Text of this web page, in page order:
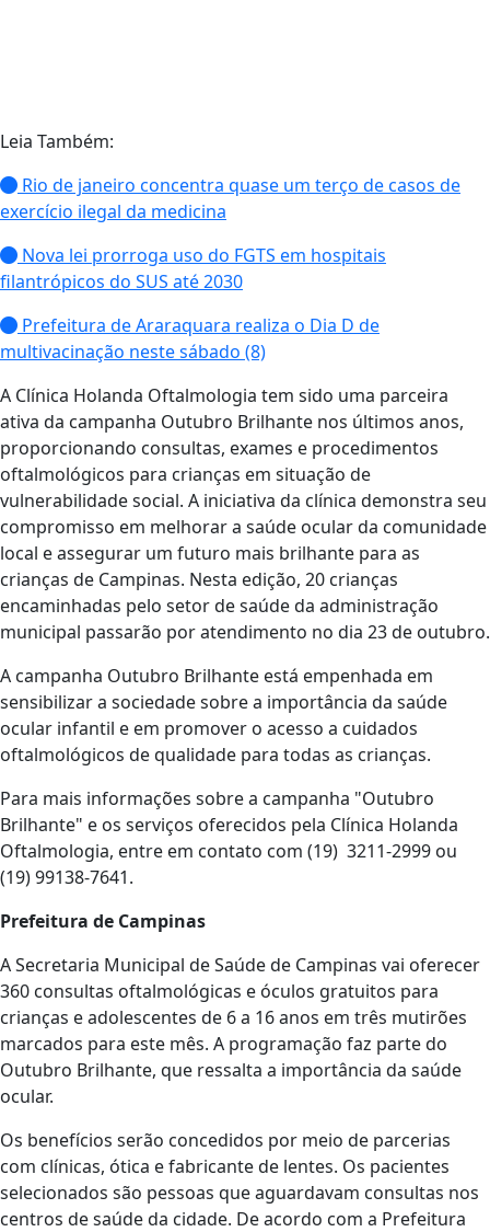
Leia Também:
Rio de janeiro concentra quase um terço de casos de
exercício ilegal da medicina
Nova lei prorroga uso do FGTS em hospitais
filantrópicos do SUS até 2030
Prefeitura de Araraquara realiza o Dia D de
multivacinação neste sábado (8)
A Clínica Holanda Oftalmologia tem sido uma parceira
ativa da campanha Outubro Brilhante nos últimos anos,
proporcionando consultas, exames e procedimentos
oftalmológicos para crianças em situação de
vulnerabilidade social. A iniciativa da clínica demonstra seu
compromisso em melhorar a saúde ocular da comunidade
local e assegurar um futuro mais brilhante para as
crianças de Campinas. Nesta edição, 20 crianças
encaminhadas pelo setor de saúde da administração
municipal passarão por atendimento no dia 23 de outubro.
A campanha Outubro Brilhante está empenhada em
sensibilizar a sociedade sobre a importância da saúde
ocular infantil e em promover o acesso a cuidados
oftalmológicos de qualidade para todas as crianças.
Para mais informações sobre a campanha "Outubro
Brilhante" e os serviços oferecidos pela Clínica Holanda
Oftalmologia, entre em contato com (19) 3211-2999 ou
(19) 99138-7641.
Prefeitura de Campinas
A Secretaria Municipal de Saúde de Campinas vai oferecer
360 consultas oftalmológicas e óculos gratuitos para
crianças e adolescentes de 6 a 16 anos em três mutirões
marcados para este mês. A programação faz parte do
Outubro Brilhante, que ressalta a importância da saúde
ocular.
Os benefícios serão concedidos por meio de parcerias
com clínicas, ótica e fabricante de lentes. Os pacientes
selecionados são pessoas que aguardavam consultas nos
centros de saúde da cidade. De acordo com a Prefeitura